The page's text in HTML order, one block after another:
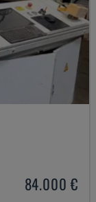
84.000 €